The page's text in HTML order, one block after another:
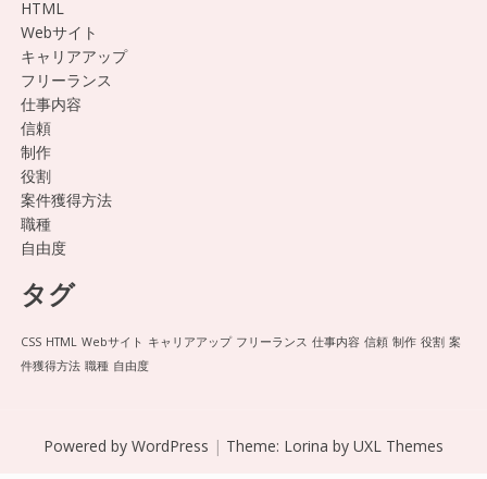
HTML
Webサイト
キャリアアップ
フリーランス
仕事内容
信頼
制作
役割
案件獲得方法
職種
自由度
タグ
CSS HTML Webサイト キャリアアップ フリーランス 仕事内容 信頼 制作 役割 案
件獲得方法 職種 自由度
Powered by WordPress | Theme: Lorina by UXL Themes